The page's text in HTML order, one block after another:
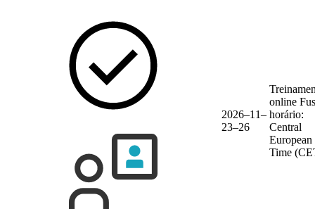
2026–11–
23–26
online
horário:
Central
European
Time